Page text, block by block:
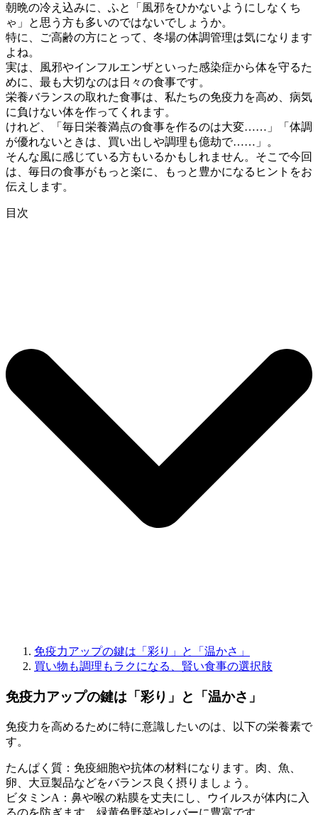
朝晩の冷え込みに、ふと「風邪をひかないようにしなくち
ゃ」と思う方も多いのではないでしょうか。
特に、ご高齢の方にとって、冬場の体調管理は気になります
よね。
実は、風邪やインフルエンザといった感染症から体を守るた
めに、最も大切なのは日々の食事です。
栄養バランスの取れた食事は、私たちの免疫力を高め、病気
に負けない体を作ってくれます。
けれど、「毎日栄養満点の食事を作るのは大変……」「体調
が優れないときは、買い出しや調理も億劫で……」。
そんな風に感じている方もいるかもしれません。そこで今回
は、毎日の食事がもっと楽に、もっと豊かになるヒントをお
伝えします。
目次
免疫力アップの鍵は「彩り」と「温かさ」
買い物も調理もラクになる、賢い食事の選択肢
免疫力アップの鍵は「彩り」と「温かさ」
免疫力を高めるために特に意識したいのは、以下の栄養素で
す。
たんぱく質：免疫細胞や抗体の材料になります。肉、魚、
卵、大豆製品などをバランス良く摂りましょう。
ビタミンA：鼻や喉の粘膜を丈夫にし、ウイルスが体内に入
るのを防ぎます。緑黄色野菜やレバーに豊富です。